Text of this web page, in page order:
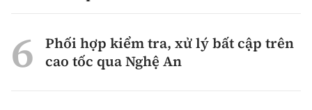
Phối hợp kiểm tra, xử lý bất cập trên
cao tốc qua Nghệ An